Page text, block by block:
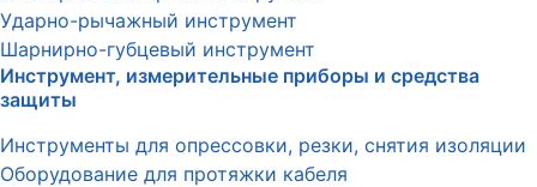
Ударно-рычажный инструмент
Шарнирно-губцевый инструмент
Инструмент, измерительные приборы и средства
защиты
Инструменты для опрессовки, резки, снятия изоляции
Оборудование для протяжки кабеля